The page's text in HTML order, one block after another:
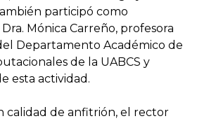
participó como
Mónica Carreño, profesora
Departamento Académico de
de la UABCS y
esta actividad.
calidad de anfitrión, el rector